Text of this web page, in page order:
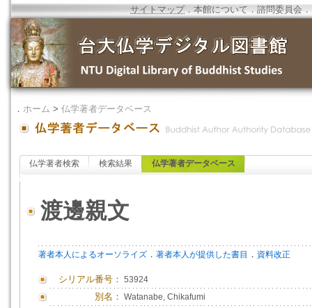
サイトマップ．本館について ．諮問委員会 ．
． ホーム > 仏学著者データベース
仏学著者検索 検索結果 仏学著者データベース
渡邊親文
著者本人によるオーソライズ ． 著者本人が提供した書目 ． 資料改正
シリアル番号： 53924
別名： Watanabe, Chikafumi